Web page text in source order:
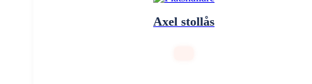
Axel stollås